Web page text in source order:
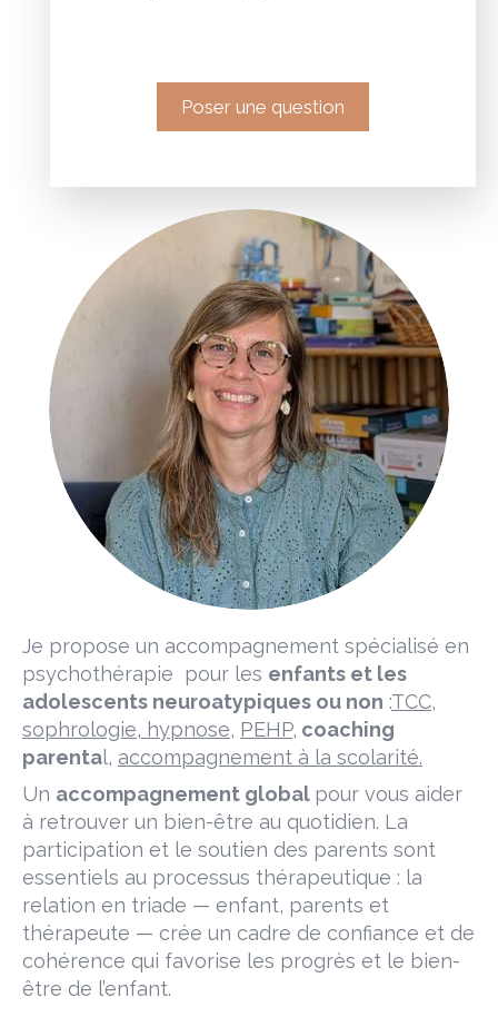
Poser une question
Je propose un accompagnement spécialisé en
psychothérapie pour les enfants et les
adolescents neuroatypiques ou non :TCC,
sophrologie, hypnose, PEHP, coaching
parental, accompagnement à la scolarité.
Un accompagnement global pour vous aider
à retrouver un bien-être au quotidien. La
participation et le soutien des parents sont
essentiels au processus thérapeutique : la
relation en triade — enfant, parents et
thérapeute — crée un cadre de confiance et de
cohérence qui favorise les progrès et le bien-
être de l’enfant.